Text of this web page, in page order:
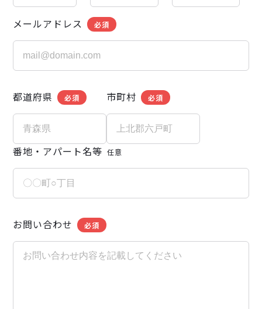
メールアドレス 必須
都道府県 必須 市町村 必須
番地・アパート名等 任意
お問い合わせ 必須